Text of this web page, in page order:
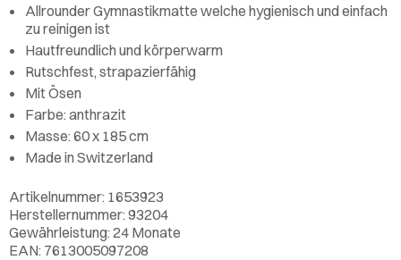
Allrounder Gymnastikmatte welche hygienisch und einfach
zu reinigen ist
Hautfreundlich und körperwarm
Rutschfest, strapazierfähig
Mit Ösen
Farbe: anthrazit
Masse: 60 x 185 cm
Made in Switzerland
Artikelnummer: 1653923
Herstellernummer: 93204
Gewährleistung: 24 Monate
EAN: 7613005097208